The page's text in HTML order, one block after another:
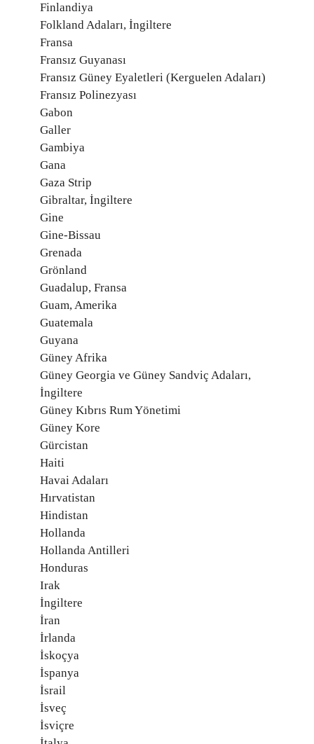
Finlandiya
Folkland Adaları, İngiltere
Fransa
Fransız Guyanası
Fransız Güney Eyaletleri (Kerguelen Adaları)
Fransız Polinezyası
Gabon
Galler
Gambiya
Gana
Gaza Strip
Gibraltar, İngiltere
Gine
Gine-Bissau
Grenada
Grönland
Guadalup, Fransa
Guam, Amerika
Guatemala
Guyana
Güney Afrika
Güney Georgia ve Güney Sandviç Adaları,
İngiltere
Güney Kıbrıs Rum Yönetimi
Güney Kore
Gürcistan
Haiti
Havai Adaları
Hırvatistan
Hindistan
Hollanda
Hollanda Antilleri
Honduras
Irak
İngiltere
İran
İrlanda
İskoçya
İspanya
İsrail
İsveç
İsviçre